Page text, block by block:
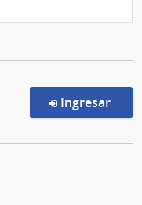
Ingresar